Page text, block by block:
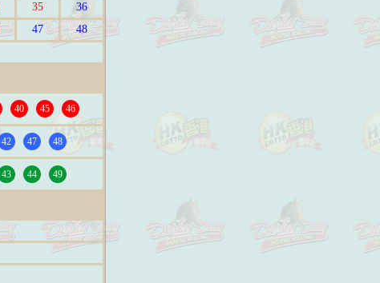
35
36
47
48
40 45 46
42 47 48
43 44 49